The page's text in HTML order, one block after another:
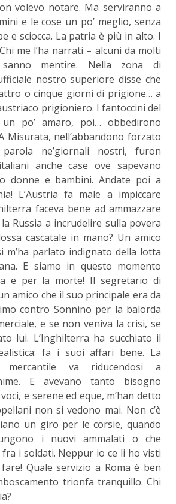
volevo notare. Ma serviranno a
e le cose un po’ meglio, senza
e sciocca. La patria è più in alto. I
me l’ha narrati – alcuni da molti
mentire. Nella zona di
nostro superiore disse che
o cinque giorni di prigione… a
prigioniero. I fantoccini del
po’ amaro, poi… obbedirono
Misurata, nell’abbandono forzato
ne’giornali nostri, furon
anche case ove sapevano
donne e bambini. Andate poi a
L’Austria fa male a impiccare
faceva bene ad ammazzare
Russia a incrudelire sulla povera
cascatale in mano? Un amico
m’ha parlato indignato della lotta
E siamo in questo momento
e per la morte! Il segretario di
amico che il suo principale era da
contro Sonnino per la balorda
e se non veniva la crisi, se
lui. L’Inghilterra ha succhiato il
fa i suoi affari bene. La
mercantile va riducendosi a
E avevano tanto bisogno
e serene ed eque, m’han detto
non si vedono mai. Non c’è
un giro per le corsie, quando
i nuovi ammalati o che
fra i soldati. Neppur io ce li ho visti
Quale servizio a Roma è ben
trionfa tranquillo. Chi